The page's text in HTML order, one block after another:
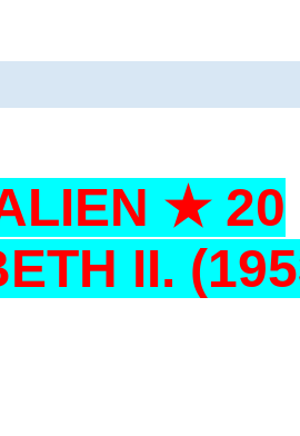
★ 20
II.